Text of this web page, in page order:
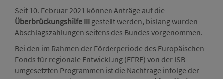
Seit 10. Februar 2021 können Anträge auf die
Überbrückungshilfe III gestellt werden, bislang wurden
Abschlagszahlungen seitens des Bundes vorgenommen.
Bei den im Rahmen der Förderperiode des Europäischen
Fonds für regionale Entwicklung (EFRE) von der ISB
umgesetzten Programmen ist die Nachfrage infolge der